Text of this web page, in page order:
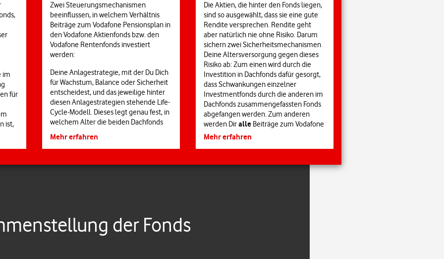
uns 7 Minuten!
im
für
ist,
Zwei Steuerungsmechanismen
beeinflussen, in welchem Verhältnis
Beiträge zum Vodafone Pensionsplan in
den Vodafone Aktienfonds bzw. den
Vodafone Rentenfonds investiert
werden:
Deine Anlagestrategie, mit der Du Dich
für Wachstum, Balance oder Sicherheit
entscheidest, und das jeweilige hinter
diesen Anlagestrategien stehende Life-
Cycle-Modell. Dieses legt genau fest, in
welchem Alter die beiden Dachfonds
wie gewichtet werden. Das Prinzip: Je
jünger Du bist, desto höher der Anteil
Mehr erfahren
Die Aktien, die hinter den Fonds liegen,
sind so ausgewählt, dass sie eine gute
Rendite versprechen. Rendite geht
aber natürlich nie ohne Risiko. Darum
sichern zwei Sicherheitsmechanismen
Deine Altersversorgung gegen dieses
Risiko ab: Zum einen wird durch die
Investition in Dachfonds dafür gesorgt,
dass Schwankungen einzelner
Investmentfonds durch die anderen im
Dachfonds zusammengefassten Fonds
abgefangen werden. Zum anderen
werden Diralle Beiträge zum Vodafone
Pensionsplan von Vodafone garantiert.
die Altersversorgung eingezahlt habt.
Mehr erfahren
der Fonds